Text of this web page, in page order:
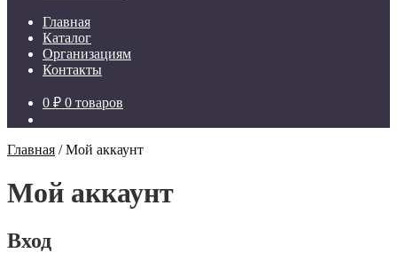
Главная
Каталог
Организациям
Контакты
0 ₽ 0 товаров
Главная /Мой аккаунт
Мой аккаунт
Вход